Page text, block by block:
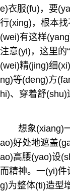
e)衣服(fu)，要
行(xing)，根本
(wei)有这样
注意(yi)，这里的
(wei)精(jing)细
ng)等(deng)方
hi)、穿着舒(shu)
想象(xiang)
ao)好处地遮盖
ao)高腰(yao)设
而精神。一(yi)
g)为整体(ti)造型